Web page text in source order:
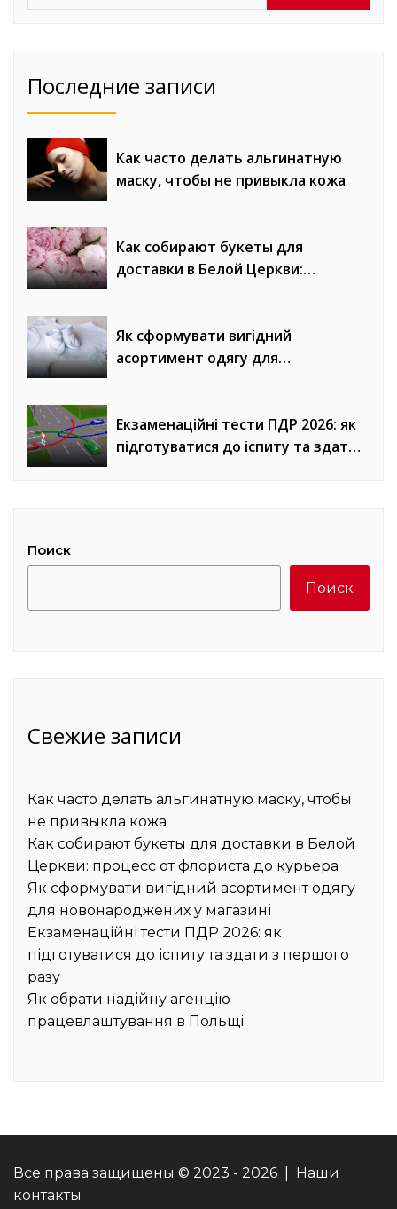
Последние записи
Как часто делать альгинатную
маску, чтобы не привыкла кожа
Как собирают букеты для
доставки в Белой Церкви:
Як сформувати вигідний
асортимент одягу для
Екзаменаційні тести ПДР 2026: як
підготуватися до іспиту та здати
Поиск
Поиск
Свежие записи
Как часто делать альгинатную маску, чтобы
не привыкла кожа
Как собирают букеты для доставки в Белой
Церкви: процесс от флориста до курьера
Як сформувати вигідний асортимент одягу
для новонароджених у магазині
Екзаменаційні тести ПДР 2026: як
підготуватися до іспиту та здати з першого
разу
Як обрати надійну агенцію
працевлаштування в Польщі
Все права защищены © 2023 - 2026 | Наши
контакты